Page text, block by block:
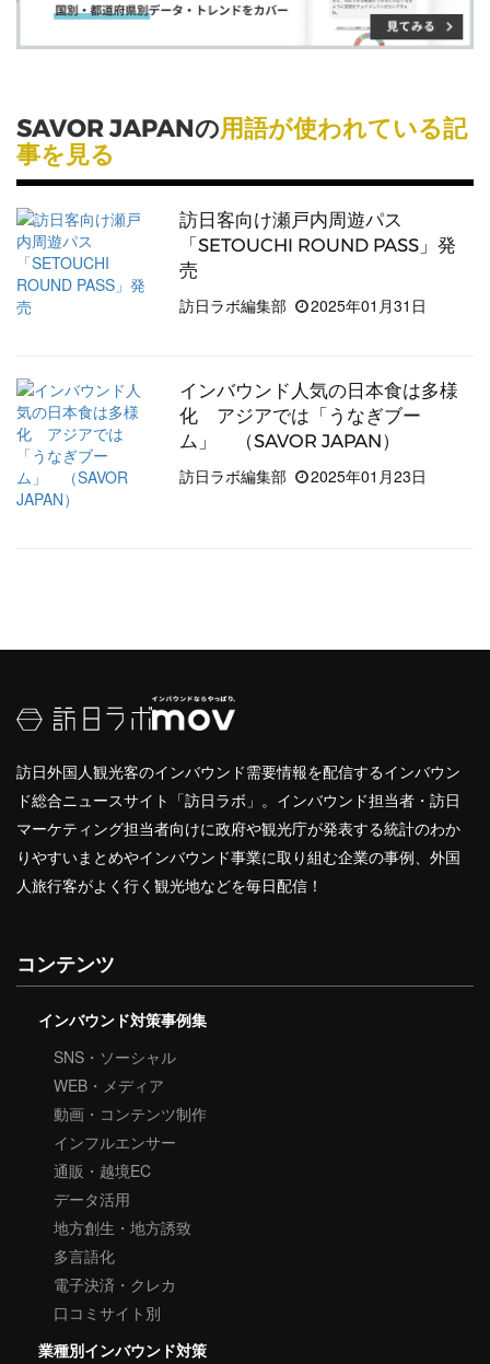
SAVOR JAPANの用語が使われている記
事を見る
訪日客向け瀬戸内周遊パス
「SETOUCHI ROUND PASS」発
売
訪日ラボ編集部
2025年01月31日
インバウンド人気の日本食は多様
化 アジアでは「うなぎブー
ム」 （SAVOR JAPAN）
訪日ラボ編集部
2025年01月23日
訪日外国人観光客のインバウンド需要情報を配信するインバウン
ド総合ニュースサイト「訪日ラボ」。インバウンド担当者・訪日
マーケティング担当者向けに政府や観光庁が発表する統計のわか
りやすいまとめやインバウンド事業に取り組む企業の事例、外国
人旅行客がよく行く観光地などを毎日配信！
コンテンツ
インバウンド対策事例集
SNS・ソーシャル
WEB・メディア
動画・コンテンツ制作
インフルエンサー
通販・越境EC
データ活用
地方創生・地方誘致
多言語化
電子決済・クレカ
口コミサイト別
業種別インバウンド対策